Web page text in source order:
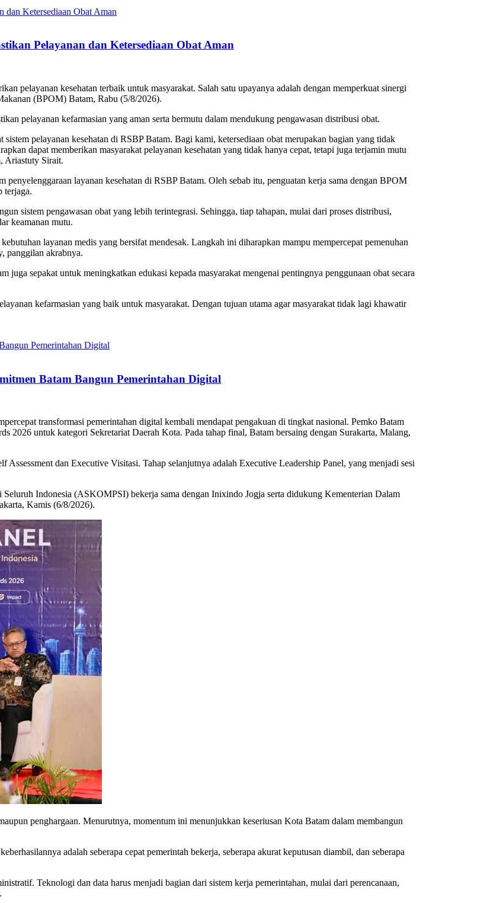
Pelayanan dan Ketersediaan Obat Aman
pelayanan kesehatan terbaik untuk masyarakat. Salah satu upayanya adalah dengan memperkuat sinergi
(BPOM) Batam, Rabu (5/8/2026).
pelayanan kefarmasian yang aman serta bermutu dalam mendukung pengawasan distribusi obat.
pelayanan kesehatan di RSBP Batam. Bagi kami, ketersediaan obat merupakan bagian yang tidak
dapat memberikan masyarakat pelayanan kesehatan yang tidak hanya cepat, tetapi juga terjamin mutu
Ariastuty Sirait.
layanan kesehatan di RSBP Batam. Oleh sebab itu, penguatan kerja sama dengan BPOM
terjaga.
sistem pengawasan obat yang lebih terintegrasi. Sehingga, tiap tahapan, mulai dari proses distribusi,
keamanan mutu.
layanan medis yang bersifat mendesak. Langkah ini diharapkan mampu mempercepat pemenuhan
panggilan akrabnya.
sepakat untuk meningkatkan edukasi kepada masyarakat mengenai pentingnya penggunaan obat secara
kefarmasian yang baik untuk masyarakat. Dengan tujuan utama agar masyarakat tidak lagi khawatir
Batam Bangun Pemerintahan Digital
transformasi pemerintahan digital kembali mendapat pengakuan di tingkat nasional. Pemko Batam
untuk kategori Sekretariat Daerah Kota. Pada tahap final, Batam bersaing dengan Surakarta, Malang,
dan Executive Visitasi. Tahap selanjutnya adalah Executive Leadership Panel, yang menjadi sesi
Indonesia (ASKOMPSI) bekerja sama dengan Inixindo Jogja serta didukung Kementerian Dalam
Kamis (6/8/2026).
penghargaan. Menurutnya, momentum ini menunjukkan keseriusan Kota Batam dalam membangun
adalah seberapa cepat pemerintah bekerja, seberapa akurat keputusan diambil, dan seberapa
Teknologi dan data harus menjadi bagian dari sistem kerja pemerintahan, mulai dari perencanaan,